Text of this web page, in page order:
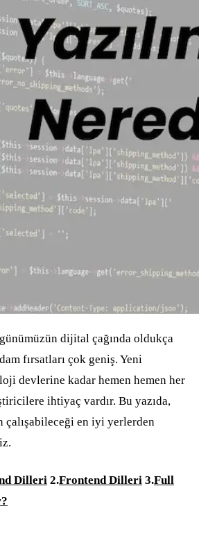
dijital çağında oldukça
fırsatları çok geniş. Yeni
devlerine kadar hemen hemen her
ihtiyaç vardır. Bu yazıda,
çalışabileceği en iyi yerlerden
Dilleri 2.Frontend Dilleri 3.Full